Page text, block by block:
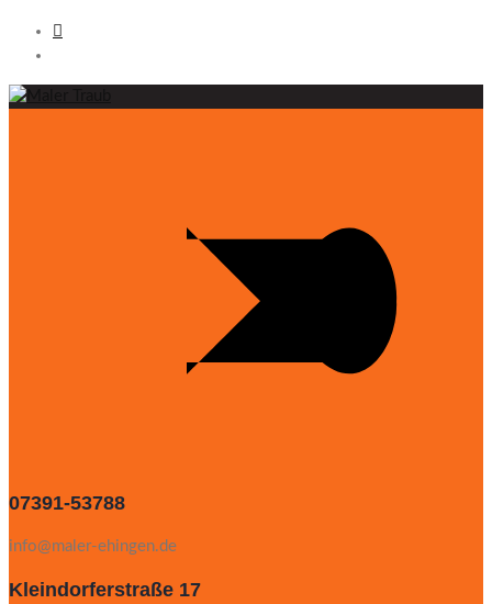
07391-53788
info@maler-ehingen.de
Kleindorferstraße 17